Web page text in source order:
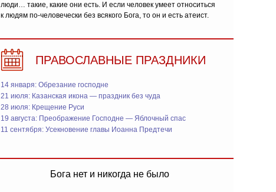
люди… такие, какие они есть. И если человек умеет относиться
к людям по-человечески без всякого Бога, то он и есть атеист.
ПРАВОСЛАВНЫЕ ПРАЗДНИКИ
14 января: Обрезание господне
21 июля: Казанская икона — праздник без чуда
28 июля: Крещение Руси
19 августа: Преображение Господне — Яблочный спас
11 сентября: Усекновение главы Иоанна Предтечи
Бога нет и никогда не было